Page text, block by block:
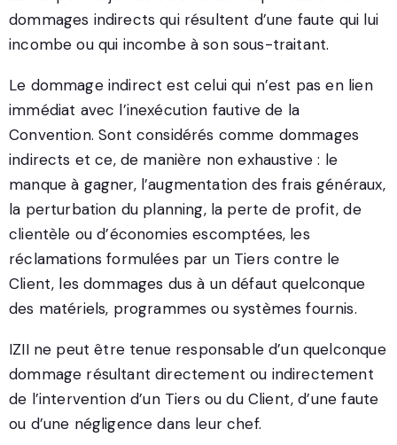
dommages indirects qui résultent d’une faute qui lui
incombe ou qui incombe à son sous-traitant.
Le dommage indirect est celui qui n’est pas en lien
immédiat avec l’inexécution fautive de la
Convention. Sont considérés comme dommages
indirects et ce, de manière non exhaustive : le
manque à gagner, l’augmentation des frais généraux,
la perturbation du planning, la perte de profit, de
clientèle ou d’économies escomptées, les
réclamations formulées par un Tiers contre le
Client, les dommages dus à un défaut quelconque
des matériels, programmes ou systèmes fournis.
IZII ne peut être tenue responsable d’un quelconque
dommage résultant directement ou indirectement
de l’intervention d’un Tiers ou du Client, d’une faute
ou d’une négligence dans leur chef.